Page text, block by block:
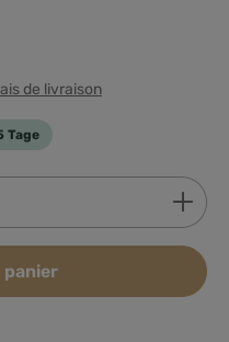
de livraison
Tage
la quantité